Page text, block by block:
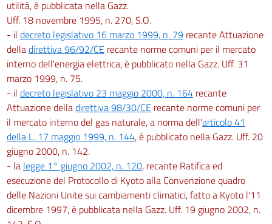
utilità, è pubblicata nella Gazz.
Uff. 18 novembre 1995, n. 270, S.O.
- il decreto legislativo 16 marzo 1999, n. 79 recante Attuazione
delladirettiva 96/92/CE recante norme comuni per il mercato
interno dell'energia elettrica, è pubblicato nella Gazz. Uff. 31
marzo 1999, n. 75.
- il decreto legislativo 23 maggio 2000, n. 164 recante
Attuazione delladirettiva 98/30/CE recante norme comuni per
il mercato interno del gas naturale, a norma dell'articolo 41
della L. 17 maggio 1999, n. 144, è pubblicato nella Gazz. Uff. 20
giugno 2000, n. 142.
- la legge 1° giugno 2002, n. 120, recante Ratifica ed
esecuzione del Protocollo di Kyoto alla Convenzione quadro
delle Nazioni Unite sui cambiamenti climatici, fatto a Kyoto l'11
dicembre 1997, è pubblicata nella Gazz. Uff. 19 giugno 2002, n.